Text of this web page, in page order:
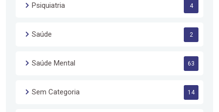
Psiquiatria 4
Saúde 2
Saúde Mental 63
Sem Categoria 14